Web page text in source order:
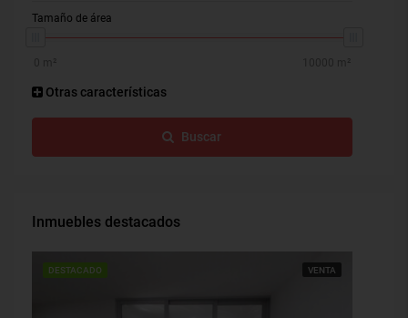
Tamaño de área
Otras características
Buscar
Inmuebles destacados
DESTACADO VENTA